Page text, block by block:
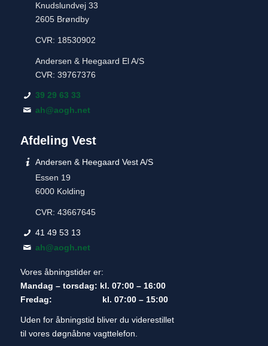
Knudslundvej 33
2605 Brøndby
CVR: 18530902
Andersen & Heegaard El A/S
CVR: 39767376
39 29 63 33
ah@aogh.net
Afdeling Vest
Andersen & Heegaard Vest A/S
Essen 19
6000 Kolding
CVR: 43667645
41 49 53 13
ah@aogh.net
Vores åbningstider er:
Mandag – torsdag: kl. 07:00 – 16:00
Fredag: kl. 07:00 – 15:00
Uden for åbningstid bliver du viderestillet
til vores døgnåbne vagttelefon.